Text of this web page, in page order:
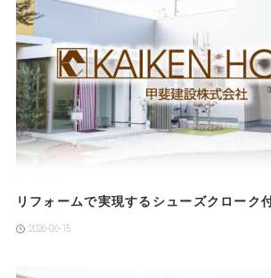
リフォームで実現するシューズクローク
2026-06-15